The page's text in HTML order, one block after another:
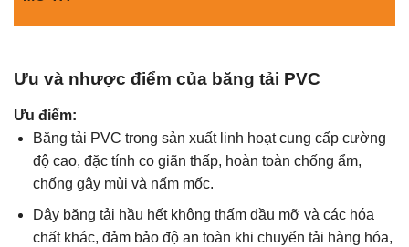
Ưu và nhược điểm của băng tải PVC
Ưu điểm:
Băng tải PVC trong sản xuất linh hoạt cung cấp cường
độ cao, đặc tính co giãn thấp, hoàn toàn chống ẩm,
chống gây mùi và nấm mốc.
Dây băng tải hầu hết không thấm dầu mỡ và các hóa
chất khác, đảm bảo độ an toàn khi chuyển tải hàng hóa,